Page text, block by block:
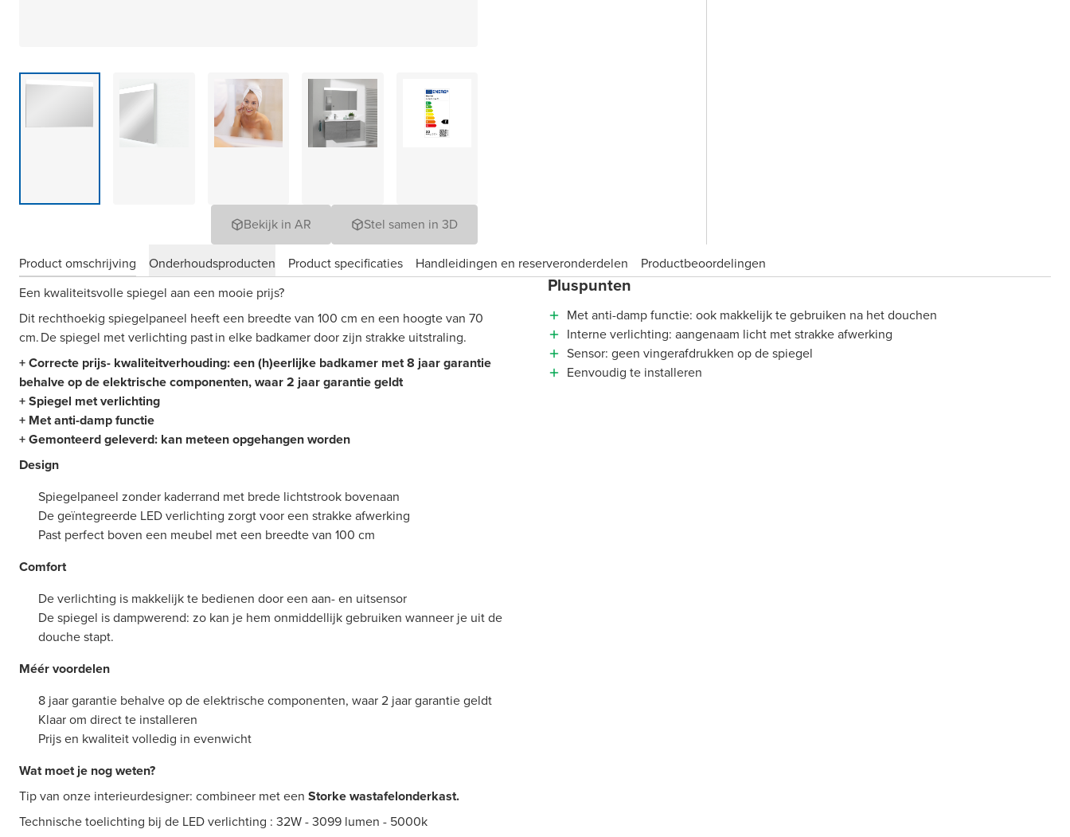
Bekijk in AR Stel samen in 3D
Product omschrijving Onderhoudsproducten Product specificaties Handleidingen en reserveronderdelen
Product­beoordelingen
Een kwaliteitsvolle spiegel aan een mooie prijs?
Dit rechthoekig spiegelpaneel heeft een breedte van 100 cm en een hoogte van 70
cm. De spiegel met verlichting past in elke badkamer door zijn strakke uitstraling.
+ Correcte prijs- kwaliteitverhouding: een (h)eerlijke badkamer met 8 jaar garantie
behalve op de elektrische componenten, waar 2 jaar garantie geldt
+ Spiegel met verlichting
+ Met anti-damp functie
+ Gemonteerd geleverd: kan meteen opgehangen worden
Design
Spiegelpaneel zonder kaderrand met brede lichtstrook bovenaan
De geïntegreerde LED verlichting zorgt voor een strakke afwerking
Past perfect boven een meubel met een breedte van 100 cm
Comfort
De verlichting is makkelijk te bedienen door een aan- en uitsensor
De spiegel is dampwerend: zo kan je hem onmiddellijk gebruiken wanneer je uit de
douche stapt.
Méér voordelen
8 jaar garantie behalve op de elektrische componenten, waar 2 jaar garantie geldt
Klaar om direct te installeren
Prijs en kwaliteit volledig in evenwicht
Wat moet je nog weten?
Tip van onze interieurdesigner: combineer met een Storke wastafelonderkast.
Technische toelichting bij de LED verlichting : 32W - 3099 lumen - 5000k
Pluspunten
Met anti-damp functie: ook makkelijk te gebruiken na het douchen
Interne verlichting: aangenaam licht met strakke afwerking
Sensor: geen vingerafdrukken op de spiegel
Eenvoudig te installeren